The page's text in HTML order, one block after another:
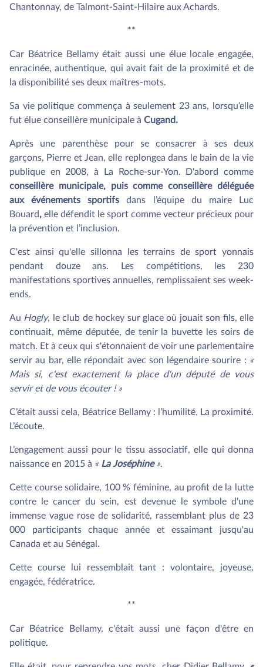
Chantonnay, de Talmont-Saint-Hilaire aux Achards.
**
Car Béatrice Bellamy était aussi une élue locale engagée,
enracinée, authentique, qui avait fait de la proximité et de
la disponibilité ses deux maîtres-mots.
Sa vie politique commença à seulement 23 ans, lorsqu’elle
fut élue conseillère municipale à Cugand.
Après une parenthèse pour se consacrer à ses deux
garçons, Pierre et Jean, elle replongea dans le bain de la vie
publique en 2008, à La Roche-sur-Yon. D'abord comme
conseillère municipale, puis comme conseillère déléguée
aux événements sportifsdans l’équipe du maire Luc
Bouard, elle défendit le sport comme vecteur précieux pour
la prévention et l’inclusion.
C'est ainsi qu'elle sillonna les terrains de sport yonnais
pendant douze ans. Les compétitions, les 230
manifestations sportives annuelles, remplissaient ses week-
ends.
Au Hogly, le club de hockey sur glace où jouait son fils, elle
continuait, même députée, de tenir la buvette les soirs de
match. Et à ceux qui s'étonnaient de voir une parlementaire
servir au bar, elle répondait avec son légendaire sourire : «
Mais si, c'est exactement la place d'un député de vous
servir et de vous écouter ! »
C’était aussi cela, Béatrice Bellamy : l’humilité. La proximité.
L’écoute.
L’engagement aussi pour le tissu associatif, elle qui donna
naissance en 2015 à « La Joséphine».
Cette course solidaire, 100 % féminine, au profit de la lutte
contre le cancer du sein, est devenue le symbole d'une
immense vague rose de solidarité, rassemblant plus de 23
000 participants chaque année et essaimant jusqu'au
Canada et au Sénégal.
Cette course lui ressemblait tant : volontaire, joyeuse,
engagée, fédératrice.
**
Car Béatrice Bellamy, c'était aussi une façon d'être en
politique.